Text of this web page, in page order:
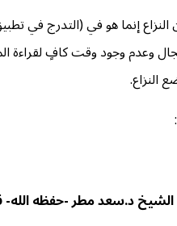
النزاع إنما هو في (التدرج في
وعدم وجود وقت كافٍ لقراءة
النزاع.
د.سعد مطر -حفظه الله-